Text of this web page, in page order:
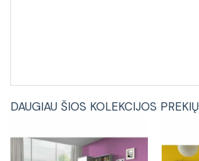
DAUGIAU ŠIOS KOLEKCIJOS PREKIŲ